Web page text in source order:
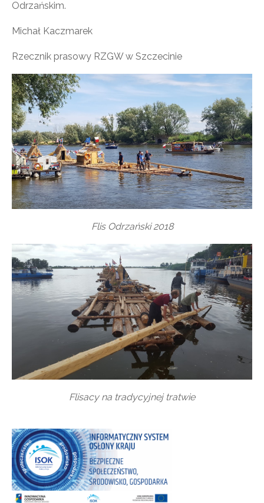
Odrzańskim.
Michał Kaczmarek
Rzecznik prasowy RZGW w Szczecinie
Flis Odrzański 2018
Flisacy na tradycyjnej tratwie